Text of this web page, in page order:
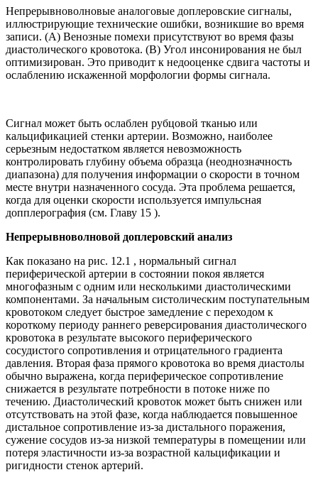
Непрерывноволновые аналоговые доплеровские сигналы,
иллюстрирующие технические ошибки, возникшие во время
записи. (А) Венозные помехи присутствуют во время фазы
диастолического кровотока. (B) Угол инсонирования не был
оптимизирован. Это приводит к недооценке сдвига частоты и
ослаблению искаженной морфологии формы сигнала.
Сигнал может быть ослаблен рубцовой тканью или
кальцификацией стенки артерии. Возможно, наиболее
серьезным недостатком является невозможность
контролировать глубину объема образца (неоднозначность
диапазона) для получения информации о скорости в точном
месте внутри назначенного сосуда. Эта проблема решается,
когда для оценки скорости используется импульсная
допплерография (см. Главу 15 ).
Непрерывноволновой доплеровский анализ
Как показано на рис. 12.1 , нормальный сигнал
периферической артерии в состоянии покоя является
многофазным с одним или несколькими диастолическими
компонентами. За начальным систолическим поступательным
кровотоком следует быстрое замедление с переходом к
короткому периоду раннего реверсирования диастолического
кровотока в результате высокого периферического
сосудистого сопротивления и отрицательного градиента
давления. Вторая фаза прямого кровотока во время диастолы
обычно выражена, когда периферическое сопротивление
снижается в результате потребности в потоке ниже по
течению. Диастолический кровоток может быть снижен или
отсутствовать на этой фазе, когда наблюдается повышенное
дистальное сопротивление из-за дистального поражения,
сужение сосудов из-за низкой температуры в помещении или
потеря эластичности из-за возрастной кальцификации и
ригидности стенок артерий.